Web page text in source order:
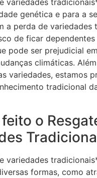
variedades
genética e para a
a perda de variedades
de ficar
pode ser prejudicial
climáticas.
variedades, estamos
tradicional
o
variedades
formas, como